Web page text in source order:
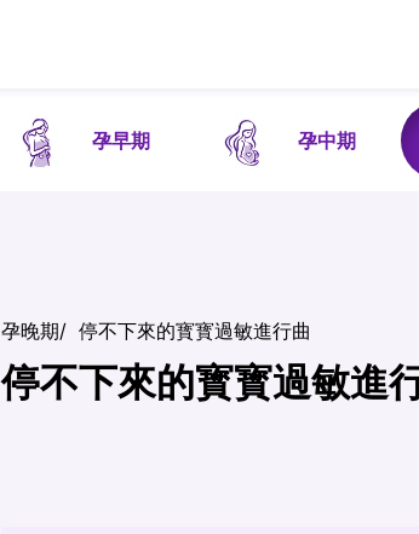
孕早期 孕中期
孕晚期/ 停不下來的寳寳過敏進行曲
停不下來的寳寳過敏進